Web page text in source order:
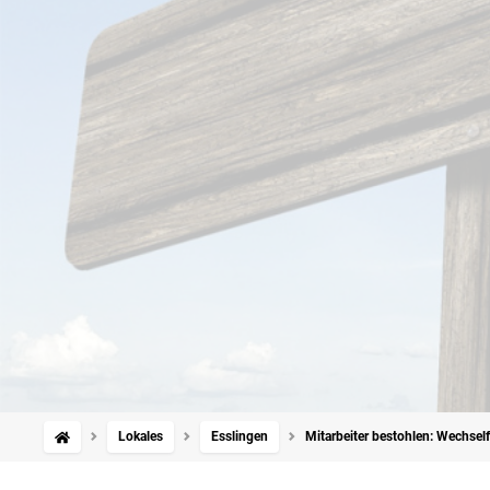
Lokales Esslingen Mitarbeiter bestohlen: